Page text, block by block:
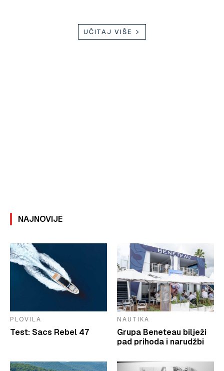
UČITAJ VIŠE
NAJNOVIJE
PLOVILA
Test: Sacs Rebel 47
NAUTIKA
Grupa Beneteau bilježi
pad prihoda i narudžbi